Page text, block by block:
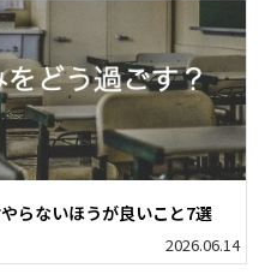
らないほうが良いこと7選
2026.06.14